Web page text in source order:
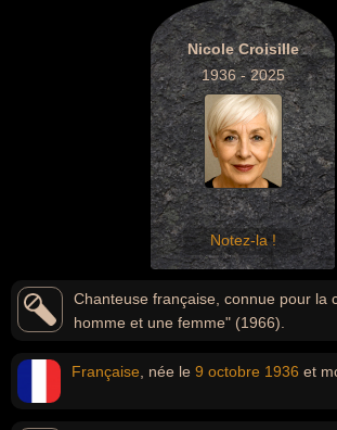
Nicole Croisille
1936 - 2025
Notez-la !
Chanteuse française, connue pour la
homme et une femme" (1966).
Française , née le 9 octobre 1936 et